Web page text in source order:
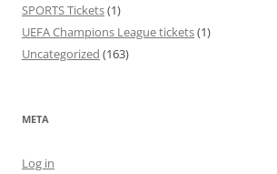
SPORTS Tickets(1)
UEFA Champions League tickets(1)
Uncategorized (163)
META
Log in